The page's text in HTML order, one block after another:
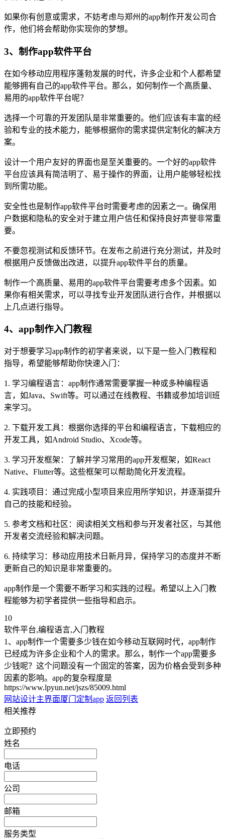
如果你有创意或需求，不妨考虑与郑州的app制作开发公司合
作，他们将会帮助你实现你的梦想。
3、制作app软件平台
在如今移动应用程序蓬勃发展的时代，许多企业和个人都希望
能够拥有自己的app软件平台。那么，如何制作一个高质量、
易用的app软件平台呢？
选择一个可靠的开发团队是非常重要的。他们应该有丰富的经
验和专业的技术能力，能够根据你的需求提供定制化的解决方
案。
设计一个用户友好的界面也是至关重要的。一个好的app软件
平台应该具有简洁明了、易于操作的界面，让用户能够轻松找
到所需功能。
安全性也是制作app软件平台时需要考虑的因素之一。确保用
户数据和隐私的安全对于建立用户信任和保持良好声誉非常重
要。
不要忽视测试和反馈环节。在发布之前进行充分测试，并及时
根据用户反馈做出改进，以提升app软件平台的质量。
制作一个高质量、易用的app软件平台需要考虑多个因素。如
果你有相关需求，可以寻找专业开发团队进行合作，并根据以
上几点进行指导。
4、app制作入门教程
对于想要学习app制作的初学者来说，以下是一些入门教程和
指导，希望能够帮助你快速入门：
1. 学习编程语言：app制作通常需要掌握一种或多种编程语
言，如Java、Swift等。可以通过在线教程、书籍或参加培训班
来学习。
2. 下载开发工具：根据你选择的平台和编程语言，下载相应的
开发工具，如Android Studio、Xcode等。
3. 学习开发框架：了解并学习常用的app开发框架，如React
Native、Flutter等。这些框架可以帮助简化开发流程。
4. 实践项目：通过完成小型项目来应用所学知识，并逐渐提升
自己的技能和经验。
5. 参考文档和社区：阅读相关文档和参与开发者社区，与其他
开发者交流经验和解决问题。
6. 持续学习：移动应用技术日新月异，保持学习的态度并不断
更新自己的知识是非常重要的。
app制作是一个需要不断学习和实践的过程。希望以上入门教
程能够为初学者提供一些指导和启示。
10
软件平台,编程语言,入门教程
1、app制作一个需要多少钱在如今移动互联网时代，app制作
已经成为许多企业和个人的需求。那么，制作一个app需要多
少钱呢？这个问题没有一个固定的答案，因为价格会受到多种
因素的影响。app的复杂程度是
https://www.lpyun.net/jszs/85009.html
网站设计主界面厦门定制app 返回列表
相关推荐
立即预约
姓名
电话
公司
邮箱
服务类型